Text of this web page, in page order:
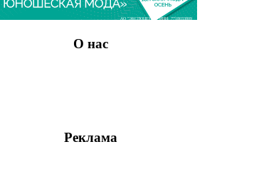
АО "ЭКСПОЦЕНТР" ИНН: 7718033809
О нас
Реклама